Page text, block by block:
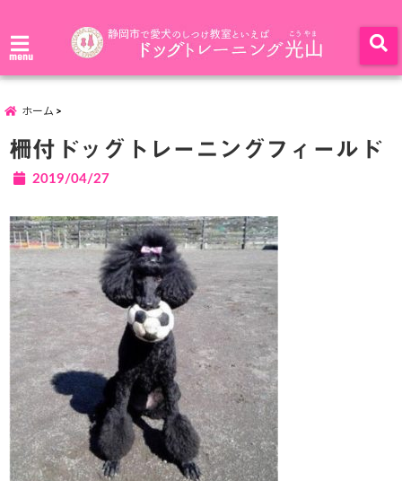
menu
ホーム
柵付ドッグトレーニングフィールド
2019/04/27